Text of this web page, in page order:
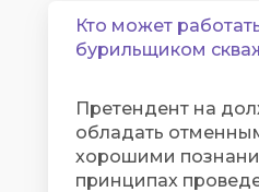
Кто может
бурильщиком
Претендент на
обладать
хорошими
принципах